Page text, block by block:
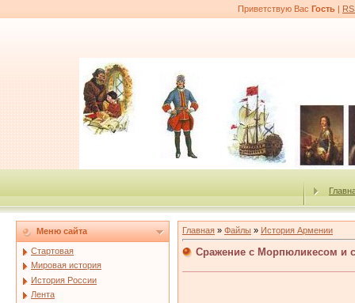
Приветствую Вас Гость |
Меню сайта
Стартовая
Мировая история
История России
Лента
Главная » Файлы » История Армении
Сражение с Морпюликесом и